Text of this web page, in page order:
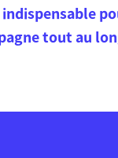
tout au